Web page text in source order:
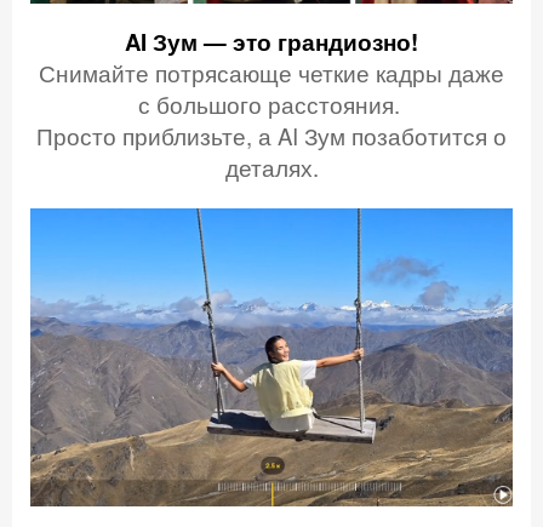
AI Зум — это грандиозно!
Снимайте потрясающе четкие кадры даже
с большого расстояния.
Просто приблизьте, а AI Зум позаботится о
деталях.